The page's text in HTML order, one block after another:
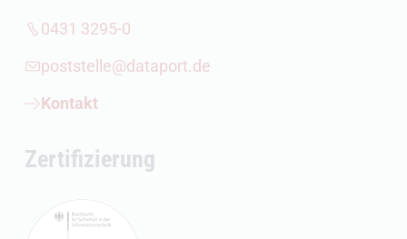
0431 3295-0
poststelle@dataport.de
Kontakt
Zertifizierung